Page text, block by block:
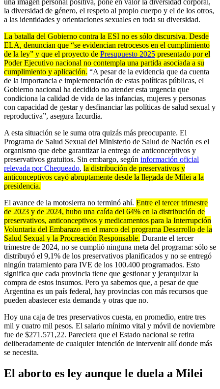
la diversidad de género, el respeto al propio cuerpo y el de los otros,
a las identidades y orientaciones sexuales en toda su diversidad.
La batalla del Gobierno contra la ESI no es sólo discursiva. Desde
ELA, denuncian que “se evidencian retrocesos en el cumplimiento
de la ley” y que el proyecto de Presupuesto 2025 presentado por el
Poder Ejecutivo nacional no contempla una partida asociada a su
cumplimiento y aplicación. “A pesar de la evidencia que da cuenta
de la importancia e implementación de estas políticas públicas, el
Gobierno nacional ha decidido no atender esta urgencia que
condiciona la calidad de vida de las infancias, mujeres y personas
con capacidad de gestar y desfinanciar las políticas de salud sexual y
reproductiva”, asegura Izcurdia.
A esta situación se le suma otra quizás más preocupante. El
Programa de Salud Sexual del Ministerio de Salud de Nación es el
organismo que debe garantizar la entrega de anticonceptivos y
preservativos gratuitos. Sin embargo, según información oficial
relevada por Chequeado, la distribución de preservativos y
anticonceptivos cayó abruptamente desde la llegada de Milei a la
presidencia.
El avance de la motosierra no terminó ahí. Entre el tercer trimestre
de 2023 y de 2024, hubo una caída del 64% en la distribución de
preservativos, anticonceptivos y medicamentos para la Interrupción
Voluntaria del Embarazo en el marco del programa Desarrollo de la
Salud Sexual y la Procreación Responsable. Durante el tercer
trimestre de 2024, no se cumplió ninguna meta del programa: sólo se
distribuyó el 9,1% de los preservativos planificados y no se entregó
ningún tratamiento para IVE de los 100.400 programados. Esto
significa que cada provincia tiene que gestionar y jerarquizar la
compra de estos insumos. Pero ya sabemos que, a pesar de que
Argentina es un país federal, hay provincias con más recursos que
pueden abastecer esta demanda y otras que no.
Hoy una caja de tres preservativos cuesta, en promedio, entre tres
mil y cuatro mil pesos. El salario mínimo vital y móvil de noviembre
fue de $271.571,22. Pareciera que el Estado nacional se retira
deliberadamente de cualquier intención de intervenir allí donde más
se necesita.
El aborto es ley aunque le duela a Milei